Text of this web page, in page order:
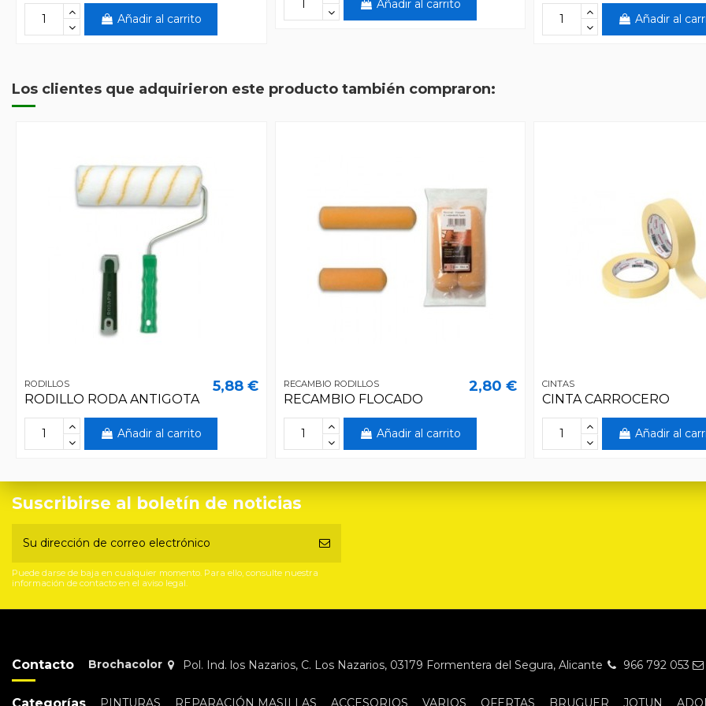
Añadir al carrito
Añadir al carrito
Añadir al
Los clientes que adquirieron este producto también compraron:
RODILLOS
RODILLO RODA ANTIGOTA
5,88 €
Añadir al carrito
RECAMBIO RODILLOS
RECAMBIO FLOCADO
2,80 €
Añadir al carrito
CINTAS
CINTA CARROCERO
Añadir al
Suscribirse al boletín de noticias
Puede darse de baja en cualquier momento. Para ello, consulte nuestra
información de contacto en el aviso legal.
Contacto Brochacolor Pol. Ind. los Nazarios, C. Los Nazarios, 03179 Formentera del Segura, Alicante 966 792 053
Categorías PINTURAS REPARACIÓN MASILLAS ACCESORIOS VARIOS OFERTAS BRUGUER JOTUN